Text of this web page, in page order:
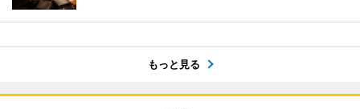
もっと見る